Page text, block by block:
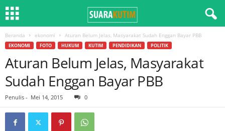
Beranda ekonomi Aturan Belum Jelas, Masyarakat Sudah Enggan Bayar PBB
EKONOMI FOTO HUKUM KUTIM PENDIDIKAN POLITIK
Aturan Belum Jelas, Masyarakat
Sudah Enggan Bayar PBB
Penulis - Mei 14, 2015 0